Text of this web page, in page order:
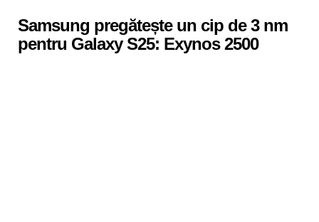
Samsung pregătește un cip de 3 nm
pentru Galaxy S25: Exynos 2500